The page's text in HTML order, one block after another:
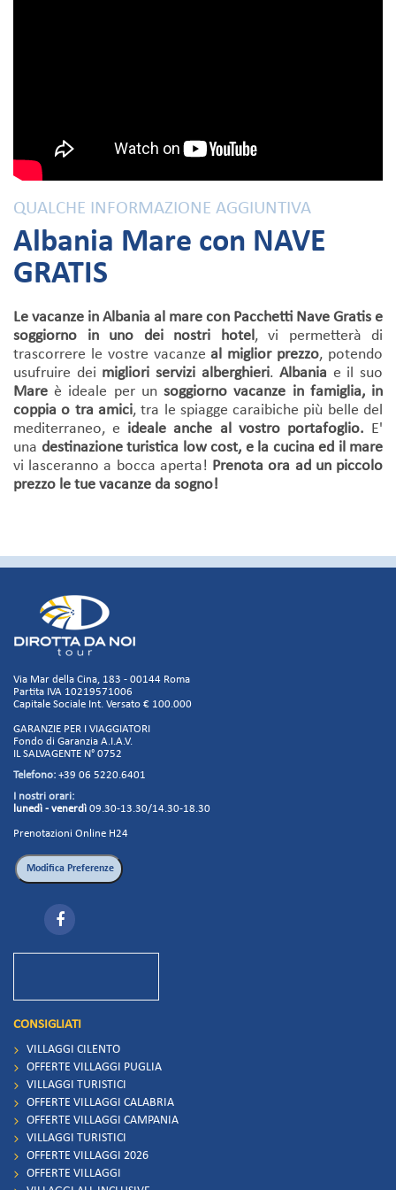
QUALCHE INFORMAZIONE AGGIUNTIVA
Albania Mare con NAVE
GRATIS
Le vacanze in Albania al mare con Pacchetti Nave Gratis e
soggiorno in uno dei
nostri hotel , vi permetterà di
trascorrere le vostre vacanzeal miglior prezzo, potendo
usufruire dei migliori servizi alberghieri.Albania e il suo
Mare è ideale per unsoggiorno vacanze in famiglia, in
coppia o tra amici, tra le spiagge caraibiche più belle del
mediterraneo, e ideale anche al vostro portafoglio. E'
una destinazione turistica low cost, e la cucina ed il mare
vi lasceranno a bocca aperta! Prenota ora ad un piccolo
prezzo le tue vacanze da sogno!
Via Mar della Cina, 183 - 00144 Roma
Partita IVA 10219571006
Capitale Sociale Int. Versato € 100.000
GARANZIE PER I VIAGGIATORI
Fondo di Garanzia A.I.A.V.
IL SALVAGENTE N° 0752
Telefono: +39 06 5220.6401
I nostri orari:
lunedì - venerdì 09.30-13.30/14.30-18.30
Prenotazioni Online H24
CONSIGLIATI
VILLAGGI CILENTO
OFFERTE VILLAGGI PUGLIA
VILLAGGI TURISTICI
OFFERTE VILLAGGI CALABRIA
OFFERTE VILLAGGI CAMPANIA
VILLAGGI TURISTICI
OFFERTE VILLAGGI 2026
OFFERTE VILLAGGI